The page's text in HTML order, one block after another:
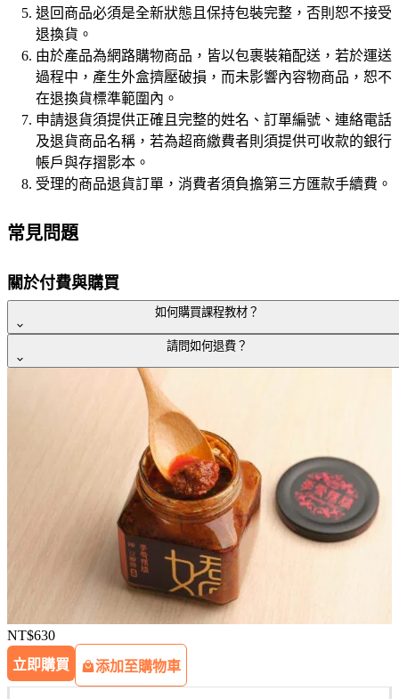
退回商品必須是全新狀態且保持包裝完整，否則恕不接受
退換貨。
由於產品為網路購物商品，皆以包裹裝箱配送，若於運送
過程中，產生外盒擠壓破損，而未影響內容物商品，恕不
在退換貨標準範圍內。
申請退貨須提供正確且完整的姓名、訂單編號、連絡電話
及退貨商品名稱，若為超商繳費者則須提供可收款的銀行
帳戶與存摺影本。
受理的商品退貨訂單，消費者須負擔第三方匯款手續費。
常見問題
關於付費與購買
如何購買課程教材？
購買時請務必填寫正確的姓名、收件地址與電子信箱，我們會
依照訂單填寫的「郵寄地址」與「連絡電話」進行寄送作業。
當您的訂單物流送達時，我們會透過電子郵件通知您。
為了確保您及時收到貨物送達的消息，屆時請留意您的郵件信
箱。期待您的訂單順利抵達！
請問如何退費？
若有退貨需求，請在收到商品的隔日起算
由於退貨的商品屬於食品類，一經拆封或使用就不可退貨。退
貨的商品請保持全新且完整包裝，如果有人為因素造成損壞，
另外，訂購者因個人因素(例如：訂錯貨)
要求退貨，需要自行
負擔產生的相關運費處理費用。
NT$630
立即購買
添加至購物車